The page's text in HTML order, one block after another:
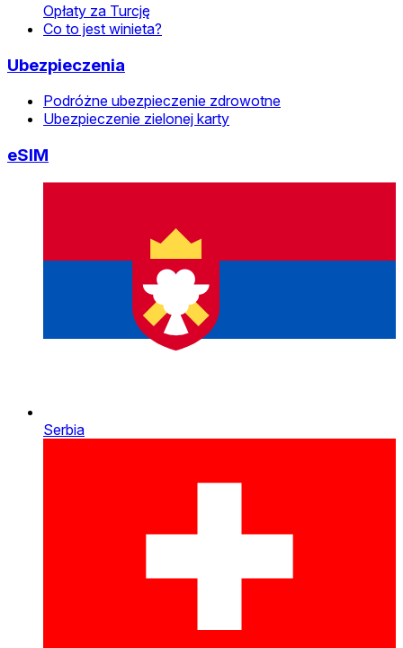
Opłaty za Turcję
Co to jest winieta?
Ubezpieczenia
Podróżne ubezpieczenie zdrowotne
Ubezpieczenie zielonej karty
eSIM
Serbia